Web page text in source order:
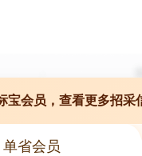
宝会员，查看更多招采
单省会员